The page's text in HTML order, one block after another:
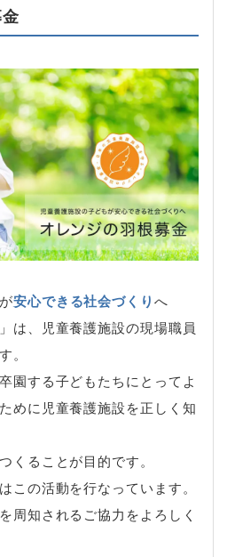
安心できる社会づくりへ
は、児童養護施設の現場職員
。
園する子どもたちにとってよ
めに児童養護施設を正しく知
くることが目的です。
この活動を行なっています。
周知されるご協力をよろしく